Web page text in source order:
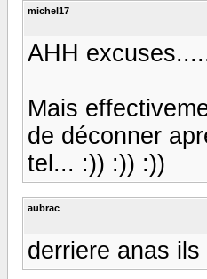
michel17
AHH
Mais
de déconner
tel... :)) :)) :))
aubrac
derriere anas